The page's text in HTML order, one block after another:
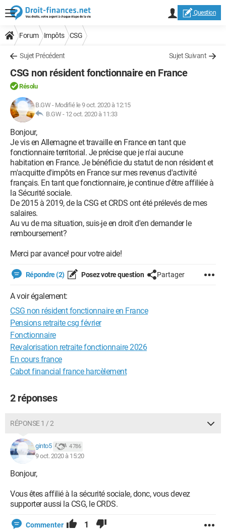
Question
Forum Impôts CSG
Sujet Précédent Sujet Suivant
CSG non résident fonctionnaire en France
Résolu
B.GW - Modifié le 9 oct. 2020 à 12:15
B.GW - 12 oct. 2020 à 11:33
Bonjour,
Je vis en Allemagne et travaille en France en tant que
fonctionnaire territorial. Je précise que je n'ai aucune
habitation en France. Je bénéficie du statut de non résident et
m'acquitte d'impôts en France sur mes revenus d'activité
français. En tant que fonctionnaire, je continue d'être affiliée à
la Sécurité sociale.
De 2015 à 2019, de la CSG et CRDS ont été prélevés de mes
salaires.
Au vu de ma situation, suis-je en droit d'en demander le
remboursement?
Merci par avance! pour votre aide!
Répondre (2) Posez votre question Partager
A voir également:
CSG non résident fonctionnaire en France
Pensions retraite csg février
Fonctionnaire
Revalorisation retraite fonctionnaire 2026
En cours france
Cabot financial france harcèlement
2 réponses
RÉPONSE 1 / 2
ginto5 4 786
9 oct. 2020 à 15:20
Bonjour,
Vous êtes affilié à la sécurité sociale, donc, vous devez
supporter aussi la CSG, le CRDS.
Commenter 1